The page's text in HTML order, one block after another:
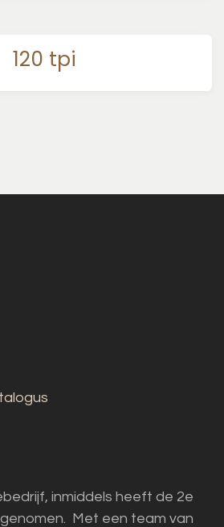
120 tpi
inmiddels heeft de 2e
Met een team van